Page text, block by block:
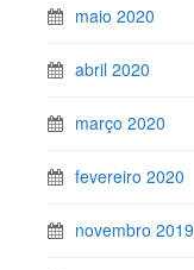
maio 2020
abril 2020
março 2020
fevereiro 2020
novembro 2019